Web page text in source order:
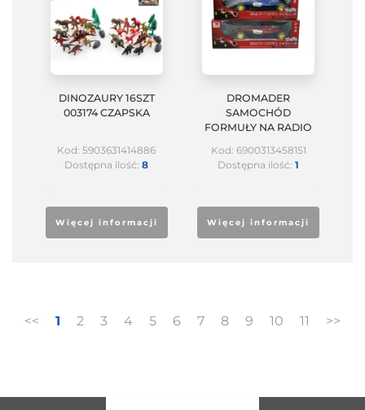
DINOZAURY 16SZT
003174 CZAPSKA
Kod: 5903631414886
Dostępna ilość:8
Więcej informacji
DROMADER
SAMOCHÓD
FORMUŁY NA RADIO
Kod: 6900313458151
Dostępna ilość:1
Więcej informacji
<< 1 2 3 4 5 6 7 8 9 10 11 >>